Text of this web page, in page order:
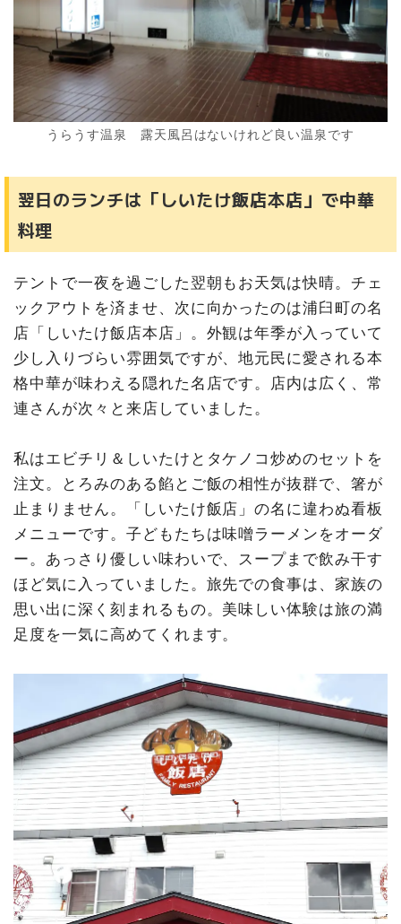
うらうす温泉 露天風呂はないけれど良い温泉です
翌日のランチは「しいたけ飯店本店」で中華
料理
テントで一夜を過ごした翌朝もお天気は快晴。チェ
ックアウトを済ませ、次に向かったのは浦臼町の名
店「しいたけ飯店本店」。外観は年季が入っていて
少し入りづらい雰囲気ですが、地元民に愛される本
格中華が味わえる隠れた名店です。店内は広く、常
連さんが次々と来店していました。
私はエビチリ＆しいたけとタケノコ炒めのセットを
注文。とろみのある餡とご飯の相性が抜群で、箸が
止まりません。「しいたけ飯店」の名に違わぬ看板
メニューです。子どもたちは味噌ラーメンをオーダ
ー。あっさり優しい味わいで、スープまで飲み干す
ほど気に入っていました。旅先での食事は、家族の
思い出に深く刻まれるもの。美味しい体験は旅の満
足度を一気に高めてくれます。